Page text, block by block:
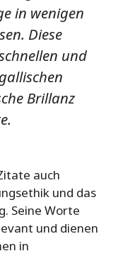
in wenigen
Diese
und
Brillanz
auch
und das
Seine Worte
und dienen
in